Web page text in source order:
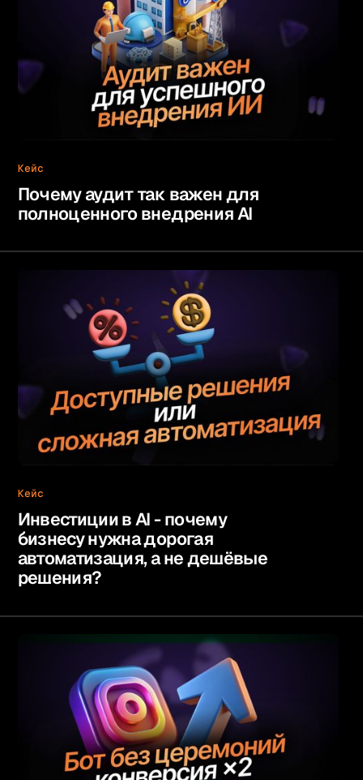
Кейс
Почему аудит так важен для
полноценного внедрения AI
Кейс
Инвестиции в AI - почему
бизнесу нужна дорогая
автоматизация, а не дешёвые
решения?